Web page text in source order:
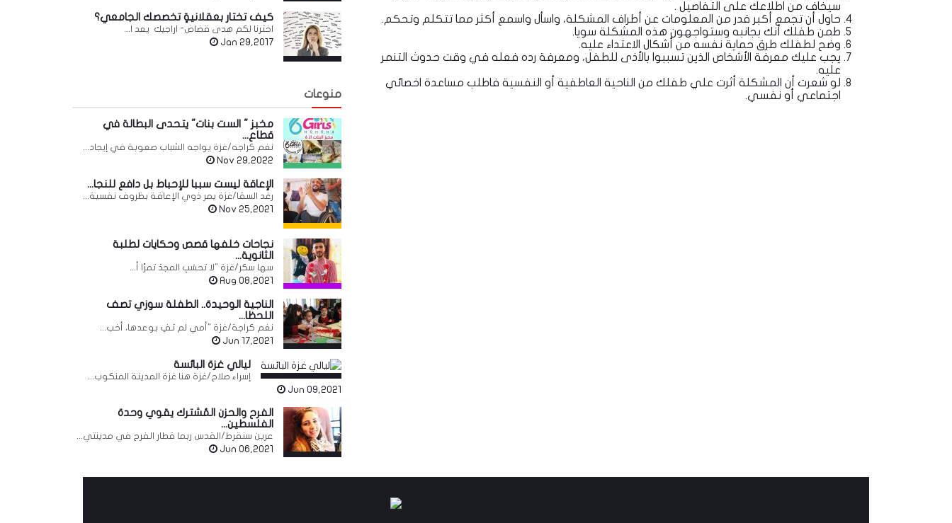
سيخاف من اطلاعك على التفاصيل .
حاول أن تجمع أكبر قدر من المعلومات عن أطراف المشكلة، واسأل واسمع أكثر مما تتكلم وتحكم.
طمن طفلك أنك بجانبه وستواجهون هذه المشكلة سويا.
وضح لطفلك طرق حماية نفسه من أشكال الاعتداء عليه.
يجب عليك معرفة الأشخاص الذين تسببوا بالأذى للطفل، ومعرفة رده فعله في وقت حدوث التنمر
عليه.
لو شعرت أن المشكلة أثرت علي طفلك من الناحية العاطفية أو النفسية فاطلب مساعدة اخصائي
اجتماعي أو نفسي.
كيف تختار بعقلانيةٍ تخصصك الجامعي؟
اخترنا لكم هدى قضاض- اراجيك يعد ا...
Jan 29,2017
منوعات
مخبز " الست بنات" يتحدى البطالة في
قطاع...
نغم كراجه/غزة يواجه الشباب صعوبة في إيجاد...
Nov 29,2022
الإعاقة ليست سببا للإحباط بل دافع للنجا...
رغد السقا/غزة يمر ذوي الإعاقة بظروف نفسية...
Nov 25,2021
نجاحات خلفها قصص وحكايات لطلبة
الثانوية...
سها سكر/غزة "لا تحسَبِ المجدَ تمرًا أ...
Aug 08,2021
الناجية الوحيدة.. الطفلة سوزي تصف
اللحظا...
نغم كراجة/غزة "أمي لم تفِ بوعدها، أخب...
Jun 17,2021
ليالي غزة البائسة
إسراء صلاح/غزة هنا غزة المدينة المنكوب...
Jun 09,2021
الفرح والحزن المُشترك يقوي وحدة
الفلسطين...
عرين سنقرط/القدس ربما قطار الفرح في مدينتي...
Jun 06,2021